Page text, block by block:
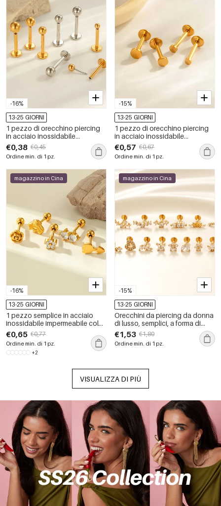
-16%
13-25 GIORNI
1 pezzo di orecchino piercing
in acciaio inossidabile
impermeabile color oro
€0,38 €0,45
Ordine min. di 1 pz.
-15%
13-25 GIORNI
1 pezzo di orecchino piercing
in acciaio inossidabile
impermeabile color oro
€0,57 €0,67
Ordine min. di 1 pz.
-16%
magazzino in Cina
13-25 GIORNI
1 pezzo semplice in acciaio
inossidabile impermeabile color
oro con zircone piercing
orecchino
€0,65 €0,77
Ordine min. di 1 pz.
+2
-15%
magazzino in Cina
13-25 GIORNI
Orecchini da piercing da donna
di lusso, semplici, a forma di
fiore e cuore, in acciaio
inossidabile color oro,
impermeabili.
€1,53 €1,80
Ordine min. di 1 pz.
VISUALIZZA DI PIÙ